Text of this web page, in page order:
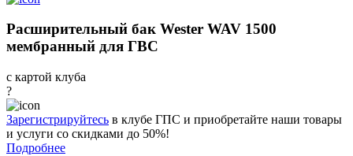
Расширительный бак Wester WAV 1500
мембранный для ГВС
с картой клуба
?
Зарегистрируйтесь в клубе ГПС и приобретайте наши товары
и услуги со скидками до 50%!
Подробнее